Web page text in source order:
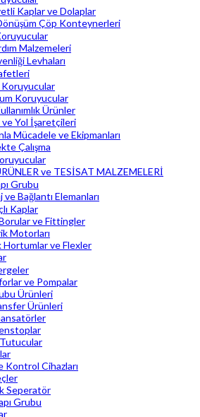
Kaplar ve Dolaplar
Çöp Konteynerleri
Malzemeleri
Levhaları
Koruyucular
Koruyucular
Ürünler
Yol İşaretçileri
Mücadele ve Ekipmanları
Çalışma
ve TESİSAT MALZEMELERİ
Grubu
ve Bağlantı Elemanları
Kaplar
ve Fittingler
Motorları
Hortumlar ve Flexler
ve Pompalar
Ürünleri
Ürünleri
Kontrol Cihazları
Seperatör
Grubu